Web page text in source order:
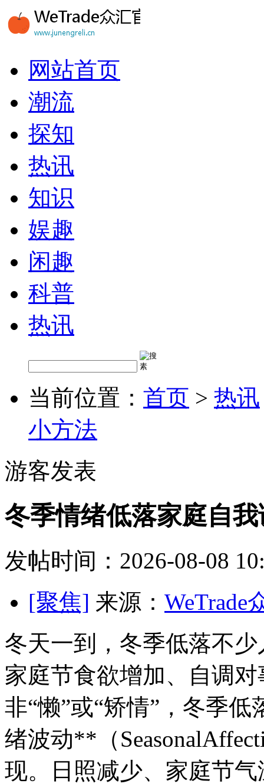
网站首页
潮流
探知
热讯
知识
娱趣
闲趣
科普
热讯
当前位置： 首页 > 热讯
小方法
游客发表
冬季情绪低落家庭自
发帖时间：2026-08-08
[聚焦] 来源： WeTrade
冬天一到，冬季低落不
家庭节食欲增加、自调
非“懒”或“矫情”，冬季
绪波动**（
现。日照减少、家庭节